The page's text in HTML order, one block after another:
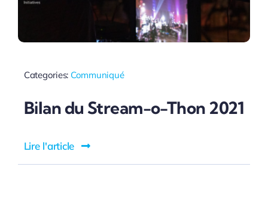
Categories: Communiqué
Bilan du Stream-o-Thon 2021
Lire l'article